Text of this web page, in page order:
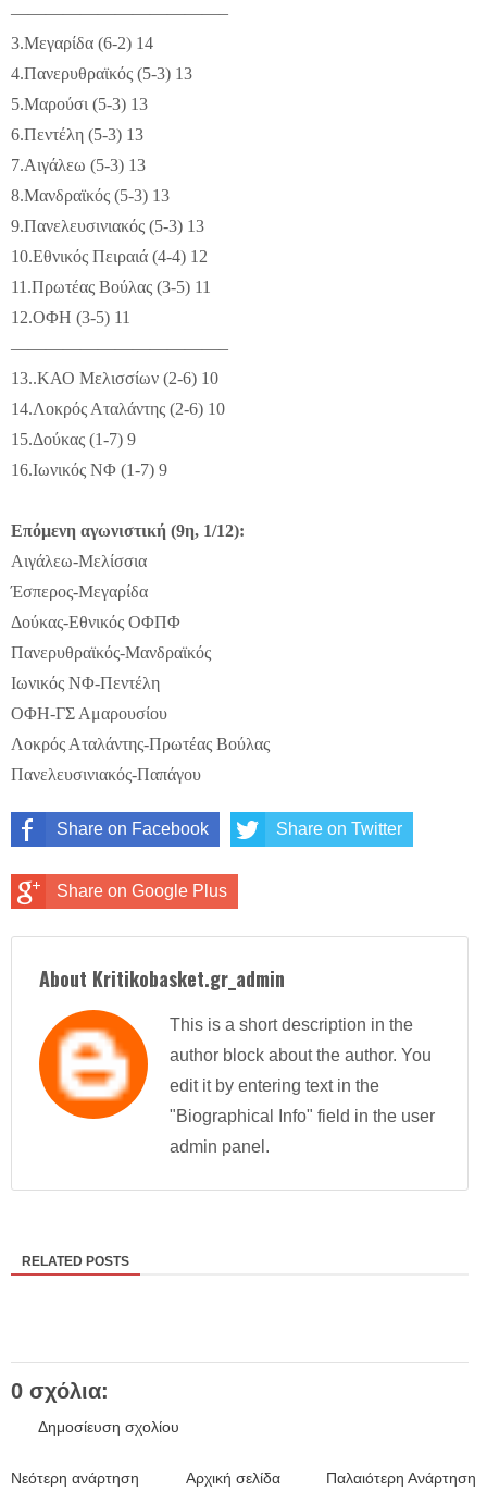
————————————–
3.Μεγαρίδα (6-2) 14
4.Πανερυθραϊκός (5-3) 13
5.Μαρούσι (5-3) 13
6.Πεντέλη (5-3) 13
7.Αιγάλεω (5-3) 13
8.Μανδραϊκός (5-3) 13
9.Πανελευσινιακός (5-3) 13
10.Εθνικός Πειραιά (4-4) 12
11.Πρωτέας Βούλας (3-5) 11
12.ΟΦΗ (3-5) 11
————————————–
13..ΚΑΟ Μελισσίων (2-6) 10
14.Λοκρός Αταλάντης (2-6) 10
15.Δούκας (1-7) 9
16.Ιωνικός ΝΦ (1-7) 9
Επόμενη αγωνιστική (9η, 1/12):
Αιγάλεω-Μελίσσια
Έσπερος-Μεγαρίδα
Δούκας-Εθνικός ΟΦΠΦ
Πανερυθραϊκός-Μανδραϊκός
Ιωνικός ΝΦ-Πεντέλη
ΟΦΗ-ΓΣ Αμαρουσίου
Λοκρός Αταλάντης-Πρωτέας Βούλας
Πανελευσινιακός-Παπάγου
Share on Facebook Share on Twitter
Share on Google Plus
About Kritikobasket.gr_admin
This is a short description in the
author block about the author. You
edit it by entering text in the
"Biographical Info" field in the user
admin panel.
RELATED POSTS
0 σχόλια:
Δημοσίευση σχολίου
Νεότερη ανάρτηση Παλαιότερη Ανάρτηση
Αρχική σελίδα